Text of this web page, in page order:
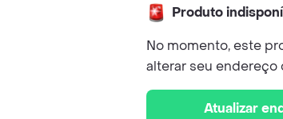
Produto
No momento, este
alterar seu
Atualizar